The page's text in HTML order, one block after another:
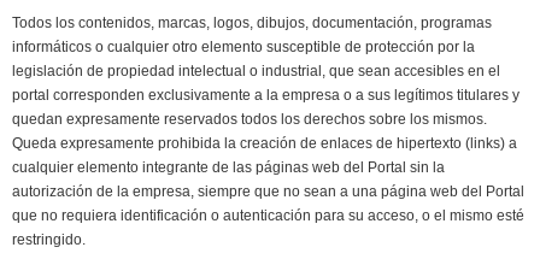
Todos los contenidos, marcas, logos, dibujos, documentación, programas
informáticos o cualquier otro elemento susceptible de protección por la
legislación de propiedad intelectual o industrial, que sean accesibles en el
portal corresponden exclusivamente a la empresa o a sus legítimos titulares y
quedan expresamente reservados todos los derechos sobre los mismos.
Queda expresamente prohibida la creación de enlaces de hipertexto (links) a
cualquier elemento integrante de las páginas web del Portal sin la
autorización de la empresa, siempre que no sean a una página web del Portal
que no requiera identificación o autenticación para su acceso, o el mismo esté
restringido.